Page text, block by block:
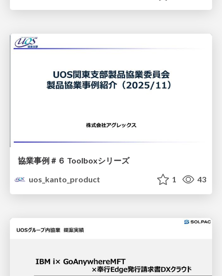
協業事例＃６ Toolboxシリーズ
uos_kanto_product
1 43